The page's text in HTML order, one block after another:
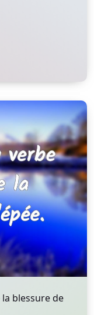
blessure de